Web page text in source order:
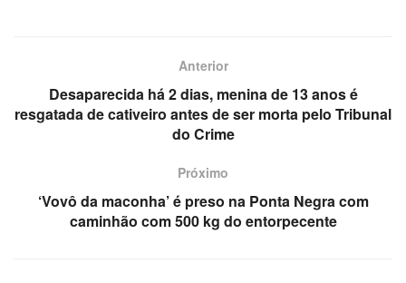
Anterior
Desaparecida há 2 dias, menina de 13 anos é
resgatada de cativeiro antes de ser morta pelo Tribunal
do Crime
Próximo
‘Vovô da maconha’ é preso na Ponta Negra com
caminhão com 500 kg do entorpecente